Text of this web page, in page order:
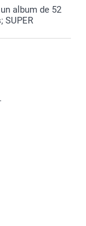
album de 52
SUPER